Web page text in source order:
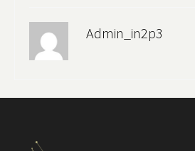
Admin_in2p3